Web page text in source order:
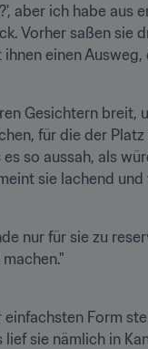
aber ich habe aus
Vorher saßen sie
einen Ausweg,
Gesichtern breit,
für die der
so aussah, als
sie lachend
nur für sie zu
Form
sie nämlich in